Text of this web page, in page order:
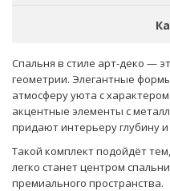
Спальня в стиле арт-деко —
геометрии. Элегантные
атмосферу уюта с
акцентные элементы с
придают интерьеру глубину
Такой комплект подойдёт
легко станет центром
премиального пространства.